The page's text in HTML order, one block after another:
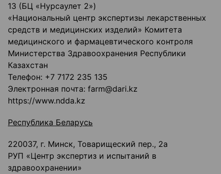
13 (БЦ «Нурсаулет 2»)
«Национальный центр экспертизы лекарственных
средств и медицинских изделий» Комитета
медицинского и фармацевтического контроля
Министерства Здравоохранения Республики
Казахстан
Телефон: +7 7172 235 135
Электронная почта: farm@dari.kz
https://www.ndda.kz
Республика Беларусь
220037, г. Минск, Товарищеский пер., 2а
РУП «Центр экспертиз и испытаний в
здравоохранении»